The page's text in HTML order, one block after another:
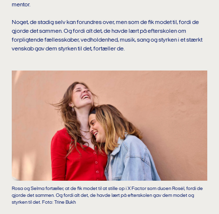
mentor.
Noget, de stadig selv kan forundres over, men som de fik modet til, fordi de
gjorde det sammen. Og fordi alt det, de havde lært på efterskolen om
forpligtende fællesskaber, vedholdenhed, musik, sang og styrken i et stærkt
venskab gav dem styrken til det, fortæller de.
Rosa og Selma fortæller, at de fik modet til at stille op i X Factor som duoen Rosél, fordi de
gjorde det sammen. Og fordi alt det, de havde lært på efterskolen gav dem modet og
styrken til det. Foto: Trine Bukh